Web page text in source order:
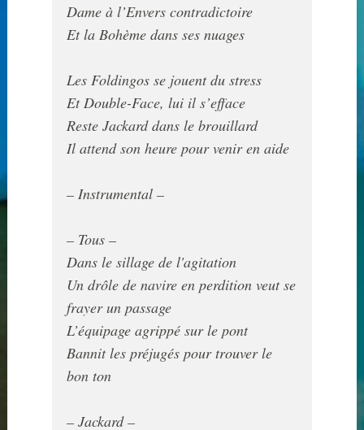
Dame à l’Envers contradictoire
Et la Bohème dans ses nuages
Les Foldingos se jouent du stress
Et Double-Face, lui il s’efface
Reste Jackard dans le brouillard
Il attend son heure pour venir en aide
– Instrumental –
– Tous –
Dans le sillage de l'agitation
Un drôle de navire en perdition veut se
frayer un passage
L’équipage agrippé sur le pont
Bannit les préjugés pour trouver le
bon ton
– Jackard –